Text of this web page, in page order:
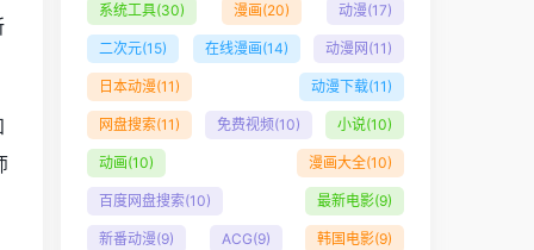
系统工具(30) 漫画(20) 动漫(17)
二次元(15) 在线漫画(14) 动漫网 (11)
日本动漫(11) 动漫下载(11)
网盘搜索(11) 免费视频(10) 小说(10)
动画(10) 漫画大全(10)
百度网盘搜索(10) 最新电影(9)
新番动漫(9) ACG(9) 韩国电影(9)